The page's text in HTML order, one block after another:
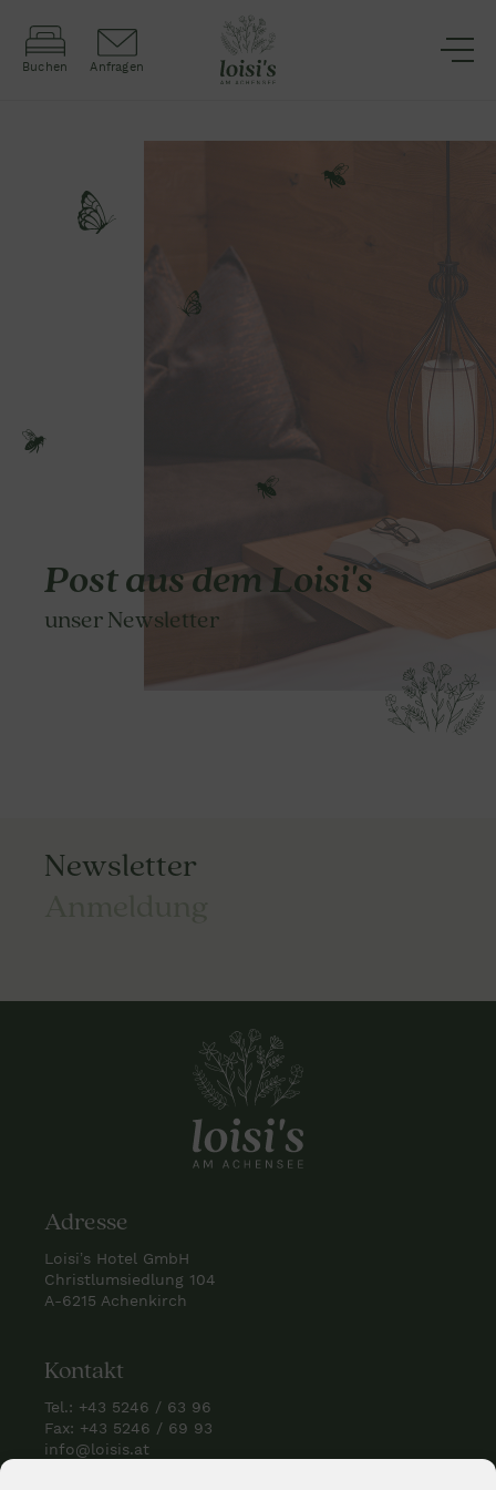
Buchen Anfragen
Post aus dem Loisi's
unser Newsletter
Newsletter
Adresse
Loisi’s Hotel GmbH
Christlumsiedlung 104
A-6215 Achenkirch
Kontakt
Tel.: +43 5246 / 63 96
Fax: +43 5246 / 69 93
info@loisis.at